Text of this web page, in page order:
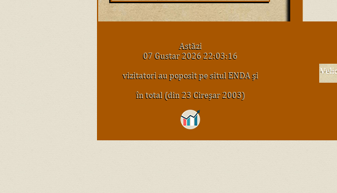
Astăzi
07 Gustar 2026 22:03:16
vizitatori au poposit pe situl ENDA şi
în total (din 23 Cireşar 2003)